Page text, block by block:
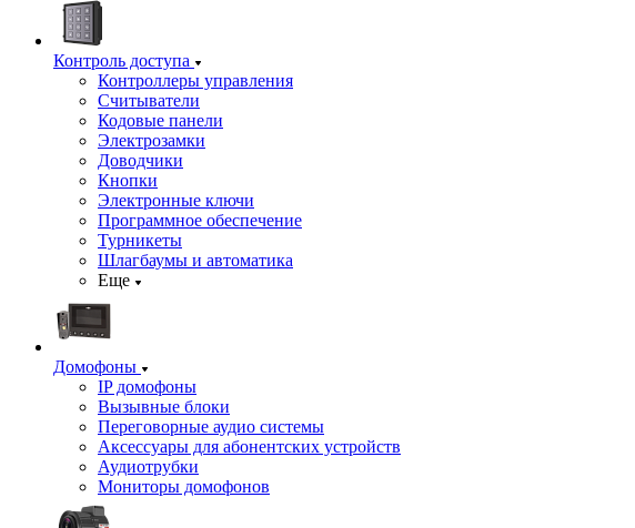
Контроль доступа
Контроллеры управления
Считыватели
Кодовые панели
Электрозамки
Доводчики
Кнопки
Электронные ключи
Программное обеспечение
Турникеты
Шлагбаумы и автоматика
Еще
Домофоны
IP домофоны
Вызывные блоки
Переговорные аудио системы
Аксессуары для абонентских устройств
Аудиотрубки
Мониторы домофонов